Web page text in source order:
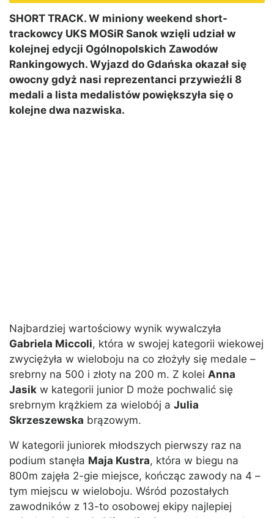
SHORT TRACK. W miniony weekend short-
trackowcy UKS MOSiR Sanok wzięli udział w
kolejnej edycji Ogólnopolskich Zawodów
Rankingowych. Wyjazd do Gdańska okazał się
owocny gdyż nasi reprezentanci przywieźli 8
medali a lista medalistów powiększyła się o
kolejne dwa nazwiska.
Najbardziej wartościowy wynik wywalczyła
Gabriela Miccoli, która w swojej kategorii wiekowej
zwyciężyła w wieloboju na co złożyły się medale –
srebrny na 500 i złoty na 200 m. Z kolei Anna
Jasik w kategorii junior D może pochwalić się
srebrnym krążkiem za wielobój a Julia
Skrzeszewska brązowym.
W kategorii juniorek młodszych pierwszy raz na
podium stanęła Maja Kustra, która w biegu na
800m zajęła 2-gie miejsce, kończąc zawody na 4 –
tym miejscu w wieloboju. Wśród pozostałych
zawodników z 13-to osobowej ekipy najlepiej